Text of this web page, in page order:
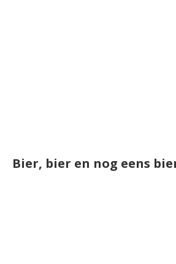
Bier, bier en nog eens